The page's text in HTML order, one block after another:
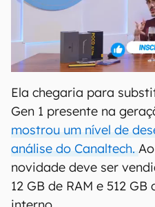
Ela chegaria para
Gen 1 presente na
mostrou um nível de
análise do Canaltech.
novidade deve ser
12 GB de RAM e 512